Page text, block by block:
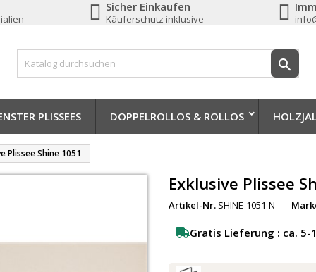
Sicher Einkaufen
Käuferschutz inklusive

PLISSEES DOPPELROLLOS & ROLLOS
Plissee Shine 1051
Exklusive Plissee
Artikel-Nr. SHINE-1051-N
Gratis Lieferung : ca.